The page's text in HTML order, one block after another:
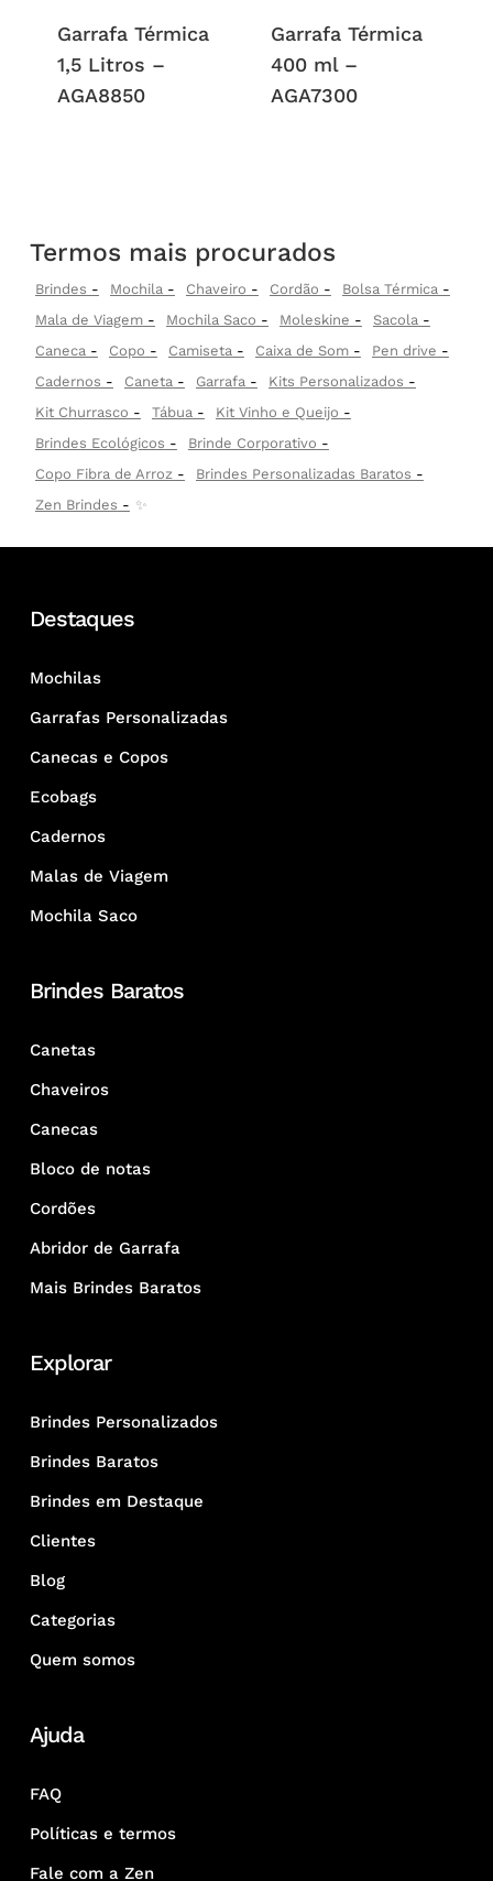
Garrafa Térmica
1,5 Litros –
AGA8850
Garrafa Térmica
400 ml –
AGA7300
Termos mais procurados
Brindes Mochila Chaveiro Cordão
Bolsa Térmica
Mala de Viagem
Mochila Saco Moleskine
Sacola
Caneca
Copo Camiseta Caixa de Som
Pen drive
Cadernos
Caneta Garrafa
Kits Personalizados
Kit Churrasco
Tábua
Kit Vinho e Queijo
Brindes Ecológicos
Brinde Corporativo
Copo Fibra de Arroz
Brindes Personalizadas Baratos
Zen Brindes
✨
Destaques
Mochilas
Garrafas Personalizadas
Canecas e Copos
Ecobags
Cadernos
Malas de Viagem
Mochila Saco
Brindes Baratos
Canetas
Chaveiros
Canecas
Bloco de notas
Cordões
Abridor de Garrafa
Mais Brindes Baratos
Explorar
Brindes Personalizados
Brindes Baratos
Brindes em Destaque
Clientes
Blog
Categorias
Quem somos
Ajuda
FAQ
Políticas e termos
Fale com a Zen